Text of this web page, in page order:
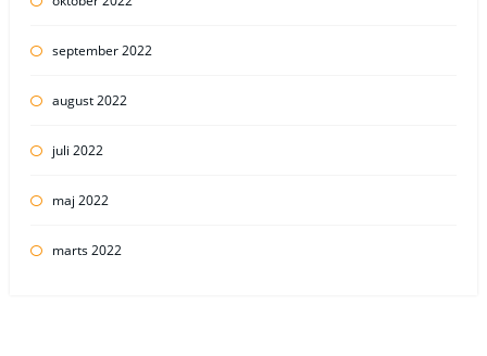
september 2022
august 2022
juli 2022
maj 2022
marts 2022